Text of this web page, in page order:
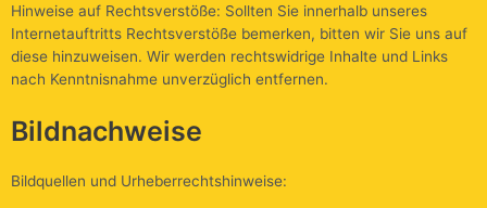
Hinweise auf Rechtsverstöße: Sollten Sie innerhalb unseres
Internetauftritts Rechtsverstöße bemerken, bitten wir Sie uns auf
diese hinzuweisen. Wir werden rechtswidrige Inhalte und Links
nach Kenntnisnahme unverzüglich entfernen.
Bildnachweise
Bildquellen und Urheberrechtshinweise: